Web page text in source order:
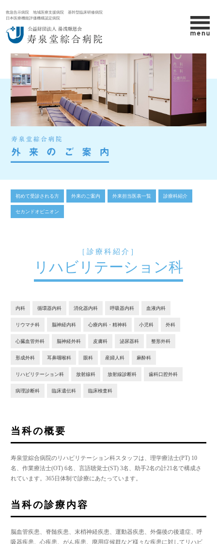
救急告示病院 地域医療支援病院 基幹型臨床研修病院
日本医療機能評価機構認定病院
初めて受診される方 外来のご案内 外来担当医表一覧 診療科紹介
セカンドオピニオン
［診療科紹介］
リハビリテーション科
内科 循環器内科 消化器内科 呼吸器内科 血液内科
リウマチ科 脳神経内科 心療内科・精神科 小児科 外科
心臓血管外科 脳神経外科 皮膚科 泌尿器科 整形外科
形成外科 耳鼻咽喉科 眼科 産婦人科 麻酔科
リハビリテーション科 放射線科 放射線診断科 歯科口腔外科
病理診断科 臨床遺伝科 臨床検査科
当科の概要
寿泉堂綜合病院のリハビリテーション科スタッフは、理学療法士(PT) 10
名、作業療法士(OT) 6名、言語聴覚士(ST) 3名、助手2名の計21名で構成さ
れています。365日体制で診療にあたっています。
当科の診療内容
脳血管疾患、脊髄疾患、末梢神経疾患、運動器疾患、外傷後の後遣症、呼
吸器疾患、心疾患、がん疾患、廃用症候群など様々な疾患に対してリハビ